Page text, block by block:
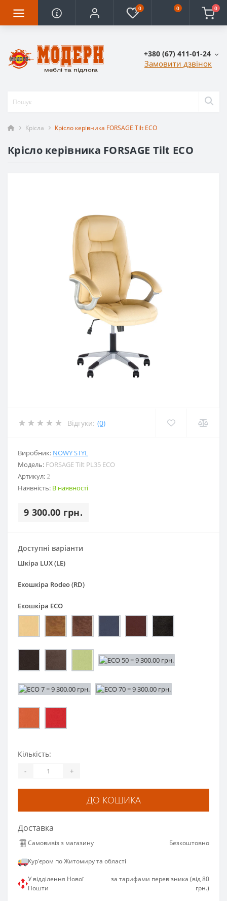
0 0 0
+380 (67) 411-01-24
Замовити дзвінок
Крісла Крісло керівника FORSAGE Tilt ECO
Крісло керівника FORSAGE Tilt ECO
Відгуки: (0)
Виробник: NOWY STYL
Модель: FORSAGE Tilt PL35 ECO
Артикул:2
Наявність: В наявності
9 300.00 грн.
Доступні варіанти
Шкіра LUX (LE)
Екошкіра Rodeo (RD)
Екошкіра ECO
Кількість:
- +
ДО КОШИКА
Доставка
Самовивіз з магазину Безкоштовно
Кур'єром по Житомиру та області
У відділення Нової
Пошти
за тарифами перевізника (від 80
грн.)